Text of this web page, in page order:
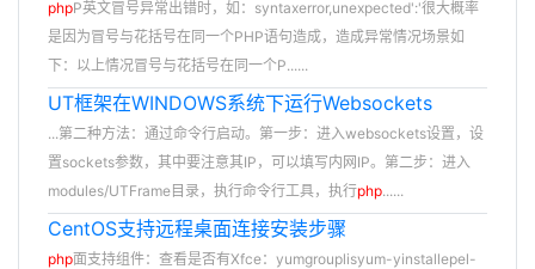
phpP英文冒号异常出错时，如：syntaxerror,unexpected':'很大概率
是因为冒号与花括号在同一个PHP语句造成，造成异常情况场景如
下：以上情况冒号与花括号在同一个P......
UT框架在WINDOWS系统下运行Websockets
...第二种方法：通过命令行启动。第一步：进入websockets设置，设
置sockets参数，其中要注意其IP，可以填写内网IP。第二步：进入
modules/UTFrame目录，执行命令行工具，执行php......
CentOS支持远程桌面连接安装步骤
php面支持组件：查看是否有Xfce：yumgrouplisyum-yinstallepel-